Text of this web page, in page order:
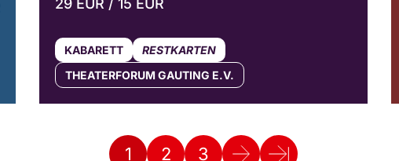
29 EUR / 15 EUR
KABARETT
RESTKARTEN
THEATERFORUM GAUTING E.V.
1 2 3